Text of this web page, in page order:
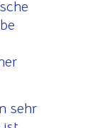
sehr